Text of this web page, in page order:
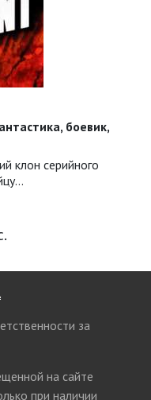
боевик,
клон серийного
за
на сайте
при наличии